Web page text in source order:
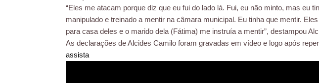
“Eles me atacam porque diz que eu fui do lado lá. Fui, eu não minto, mas eu
manipulado e treinado a mentir na câmara municipal. Eu tinha que mentir.
para casa deles e o marido dela (Fátima) me instruía a mentir”, destampou
As declarações de Alcides Camilo foram gravadas em vídeo e logo após
assista